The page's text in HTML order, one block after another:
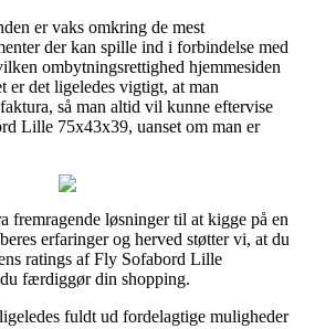
er vaks omkring de mest
der kan spille ind i forbindelse med
ombytningsrettighed hjemmesiden
er det ligeledes vigtigt, at man
så man altid vil kunne eftervise
Lille 75x43x39, uanset om man er
fremragende løsninger til at kigge på en
erfaringer og herved støtter vi, at du
ratings af Fly Sofabord Lille
færdiggør din shopping.
fuldt ud fordelagtige muligheder